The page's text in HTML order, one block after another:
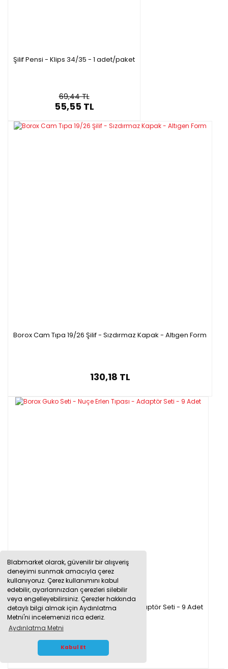
Blabmarket olarak, güvenilir bir alışveriş
deneyimi sunmak amacıyla çerez
kullanıyoruz. Çerez kullanımını kabul
edebilir, ayarlarınızdan çerezleri silebilir
veya engelleyebilirsiniz. Çerezler hakkında
detaylı bilgi almak için Aydınlatma
Metni'ni incelemenizi rica ederiz.
Aydınlatma Metni
Kabul Et
Şilif Pensi - Klips 34/35 - 1 adet/paket
69,44 TL
55,55 TL
Borox Cam Tıpa 19/26 Şilif - Sızdırmaz Kapak - Altıgen Form
130,18 TL
Borox Guko Seti - Nuçe Erlen Tıpası - Adaptör Seti - 9 Adet
WHATSAPP İLETİŞİM